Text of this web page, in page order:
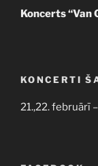
ziņa
Koncerts “Van
KONCERTI
21.,22. februārī